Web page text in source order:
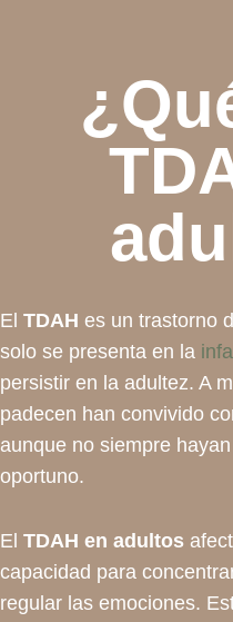
El TDAH es un trastorno
solo se presenta en la
persistir en la adultez. A
padecen han convivido
aunque no siempre
oportuno.
El TDAH en adultos
capacidad para
regular las emociones.